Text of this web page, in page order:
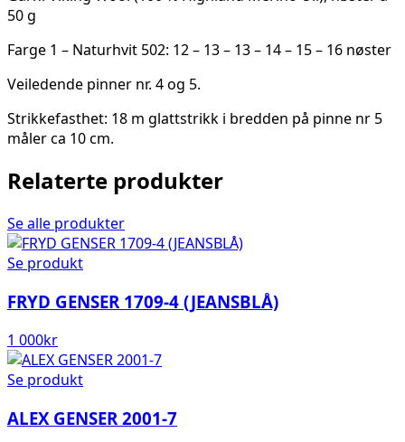
50 g
Farge 1 – Naturhvit 502: 12 – 13 – 13 – 14 – 15 – 16 nøster
Veiledende pinner nr. 4 og 5.
Strikkefasthet: 18 m glattstrikk i bredden på pinne nr 5
måler ca 10 cm.
Relaterte produkter
Se alle produkter
Se produkt
FRYD GENSER 1709-4 (JEANSBLÅ)
1 000kr
Se produkt
ALEX GENSER 2001-7